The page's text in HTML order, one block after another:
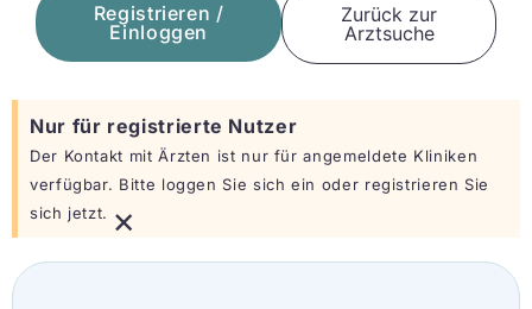
Registrieren /
Einloggen
Zurück zur
Arztsuche
Nur für registrierte Nutzer
Der Kontakt mit Ärzten ist nur für angemeldete Kliniken
verfügbar. Bitte loggen Sie sich ein oder registrieren Sie
sich jetzt. ×